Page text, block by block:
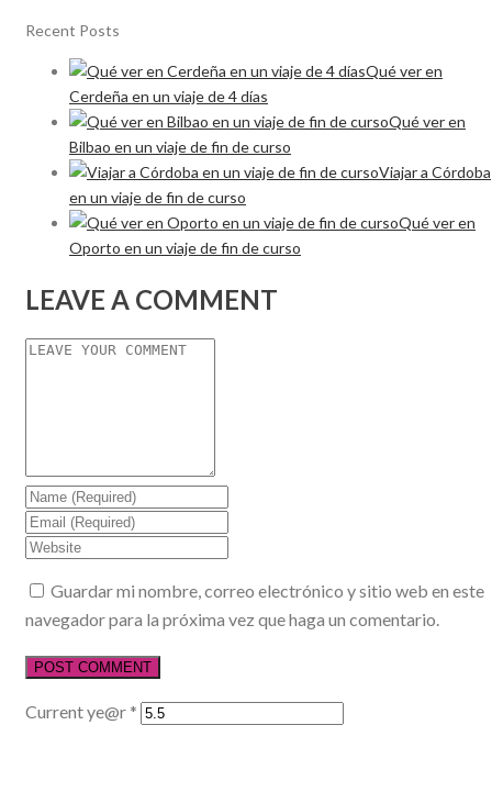
Recent Posts
Qué ver en
Cerdeña en un viaje de 4 días
Qué ver en
Bilbao en un viaje de fin de curso
Viajar a Córdoba
en un viaje de fin de curso
Qué ver en
Oporto en un viaje de fin de curso
LEAVE A COMMENT
Guardar mi nombre, correo electrónico y sitio web en este
navegador para la próxima vez que haga un comentario.
Current ye@r *